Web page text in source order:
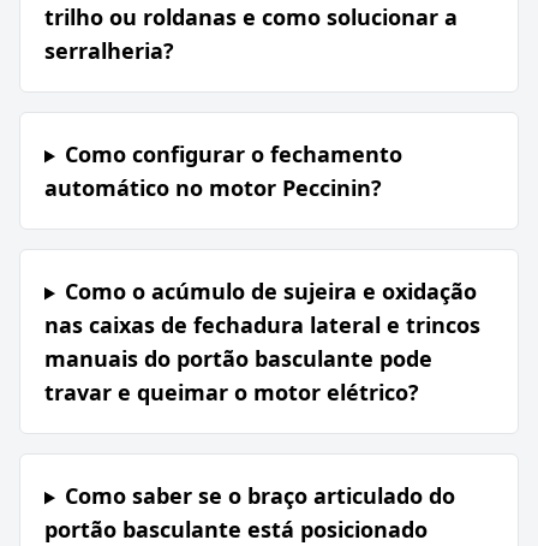
trilho ou roldanas e como solucionar a
serralheria?
Como configurar o fechamento
automático no motor Peccinin?
Como o acúmulo de sujeira e oxidação
nas caixas de fechadura lateral e trincos
manuais do portão basculante pode
travar e queimar o motor elétrico?
Como saber se o braço articulado do
portão basculante está posicionado